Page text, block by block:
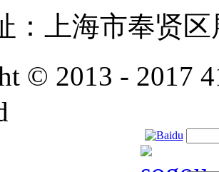
：上海市奉贤区
© 2013 - 2017